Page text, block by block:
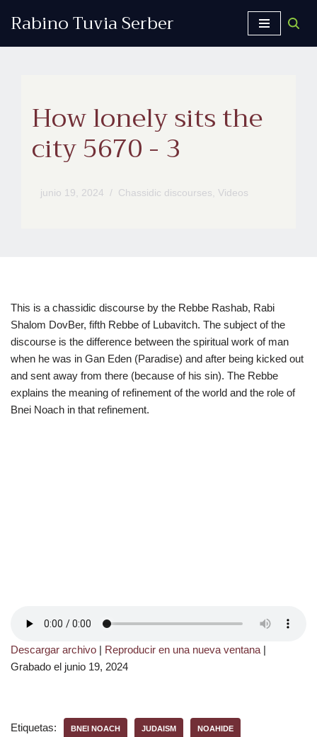
Rabino Tuvia Serber
How lonely sits the
city 5670 - 3
junio 19, 2024 Chassidic discourses, Videos
This is a chassidic discourse by the Rebbe Rashab, Rabi
Shalom DovBer, fifth Rebbe of Lubavitch. The subject of the
discourse is the difference between the spiritual work of man
when he was in Gan Eden (Paradise) and after being kicked out
and sent away from there (because of his sin). The Rebbe
explains the meaning of refinement of the world and the role of
Bnei Noach in that refinement.
Descargar archivo | Reproducir en una nueva ventana |
Grabado el junio 19, 2024
Etiquetas: BNEI NOACH JUDAISM NOAHIDE